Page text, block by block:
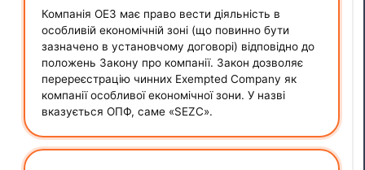
Компанія ОЕЗ має право вести діяльність в
особливій економічній зоні (що повинно бути
зазначено в установчому договорі) відповідно до
положень Закону про компанії. Закон дозволяє
перереєстрацію чинних Exempted Company як
компанії особливої економічної зони. У назві
вказується ОПФ, саме «SEZC».